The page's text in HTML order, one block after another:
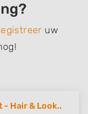
uw
- Hair & Look..